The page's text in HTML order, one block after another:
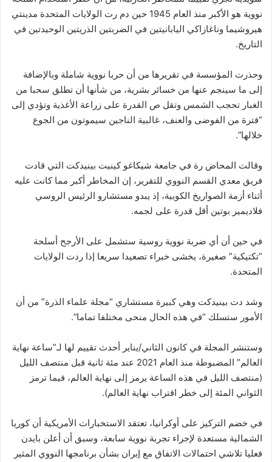
نووية هو الأكبر منذ العام 1945 حين دم رت الولايات المتحدة مدينتي
هيروشيما وناغازاكي اليابانيتين في الضربتين الذريتين الوحيدتين في
التاريخ.
وحذرت المؤسسة في تقريرها من أن حربا نووية شاملة وبالإضافة
إلى ما سينجم عنها من خسائر بشرية، من شأنها أن تطلق سحبا من
الغبار تحجب الشمس وتقل ص القدرة على زراعة الأغذية وتؤدي إلى
“فترة من الفوضى والعنف، غالبية الناجين سيموتون من الجوع
خلالها”.
وقالت المحاض رة في جامعة شيكاغو كينيت بينيدكت التي قادت
فريق معدي القسم النووي للتقرير، إن المخاطر أكبر مما كانت عليه
أثناء أزمة الصواريخ الكوبية، إذ يبدو مستشارو الرئيس الروسي
فلاديمير بوتين أقل قدرة على لجمه.
في حين أن أي ضربة نووية روسية ستشمل على الأرجح أسلحة
“تكتيكية” صغيرة، يخشى خبراء تصعيدا سريعا إذا ردت الولايات
المتحدة.
وشد دت بينيدكت وهي كبيرة مستشاري “مجلة علماء الذرة” من أن
الأمور ستسلك “في هذه الحال منحى مختلفا تماما”.
وستنشر المجلة في كانون الثاني/يناير أحدث تقييم لها لـ”ساعة نهاية
العالم” المضبوطة منذ العام 2021 عند مئة ثانية قبل منتصف الليل
(منتصف الليل في هذه الساعة يرمز إلى نهاية العالم، فيما ترمز
الثواني المئة إلى خطر اقتراب نهاية العالم).
في خضم التركيز على أوكرانيا، تعتقد الاستخبارات الأمريكية أن كوريا
الشمالية مستعدة لإجراء تجربة نووية سابعة، وسبق أن أعلن بايدن
فعليا تلاشي احتمالات الاتفاق مع إيران بشأن برنامجها النووي المثير